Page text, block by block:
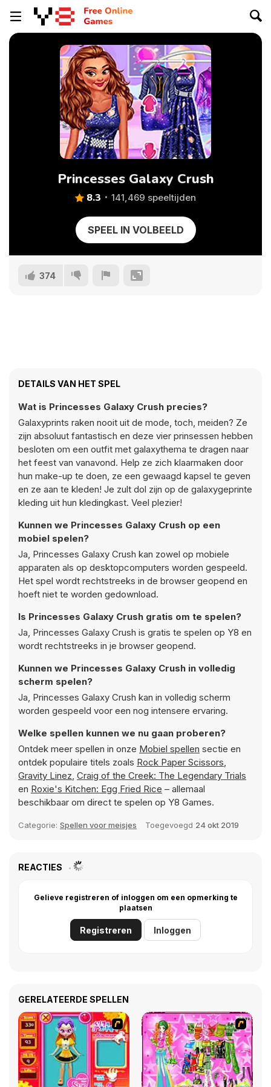
Princesses Galaxy Crush
8.3 141,469 speeltijden
SPEEL IN VOLBEELD
374
DETAILS VAN HET SPEL
Wat is Princesses Galaxy Crush precies?
Galaxyprints raken nooit uit de mode, toch, meiden? Ze
zijn absoluut fantastisch en deze vier prinsessen hebben
besloten om een outfit met galaxythema te dragen naar
het feest van vanavond. Help ze zich klaarmaken door
hun make-up te doen, ze een gewaagd kapsel te geven
en ze aan te kleden! Je zult dol zijn op de galaxygeprinte
kleding uit hun kledingkast. Veel plezier!
Kunnen we Princesses Galaxy Crush op een
mobiel spelen?
Ja, Princesses Galaxy Crush kan zowel op mobiele
apparaten als op desktopcomputers worden gespeeld.
Het spel wordt rechtstreeks in de browser geopend en
hoeft niet te worden gedownload.
Is Princesses Galaxy Crush gratis om te spelen?
Ja, Princesses Galaxy Crush is gratis te spelen op Y8 en
wordt rechtstreeks in je browser geopend.
Kunnen we Princesses Galaxy Crush in volledig
scherm spelen?
Ja, Princesses Galaxy Crush kan in volledig scherm
worden gespeeld voor een nog intensere ervaring.
Welke spellen kunnen we nu gaan proberen?
Ontdek meer spellen in onze Mobiel spellen sectie en
ontdek populaire titels zoals Rock Paper Scissors,
Gravity Linez, Craig of the Creek: The Legendary Trials
en Roxie's Kitchen: Egg Fried Rice – allemaal
beschikbaar om direct te spelen op Y8 Games.
Categorie: Spellen voor meisjes Toegevoegd 24 okt 2019
REACTIES
Gelieve registreren of inloggen om een opmerking te
plaatsen
Registreren Inloggen
GERELATEERDE SPELLEN